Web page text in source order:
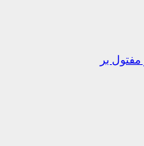
مفتول بر